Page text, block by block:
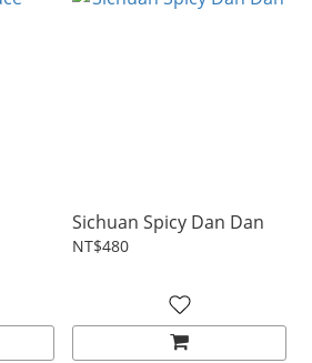
Sichuan Spicy Dan Dan
NT$480